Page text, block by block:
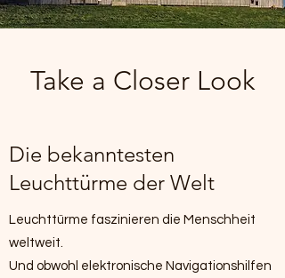
Take a Closer Look
Die bekanntesten
Leuchttürme der Welt
Leuchttürme faszinieren die Menschheit
weltweit.
Und obwohl elektronische Navigationshilfen